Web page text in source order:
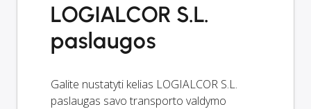
LOGIALCOR S.L.
paslaugos
Galite nustatyti kelias LOGIALCOR S.L.
paslaugas savo transporto valdymo